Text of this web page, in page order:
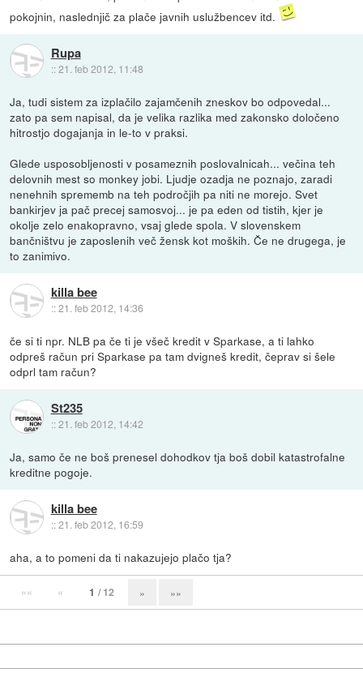
pokojnin, naslednjič za plače javnih uslužbencev itd.
Rupa
::21. feb 2012, 11:48
Ja, tudi sistem za izplačilo zajamčenih zneskov bo odpovedal...
zato pa sem napisal, da je velika razlika med zakonsko določeno
hitrostjo dogajanja in le-to v praksi.
Glede usposobljenosti v posameznih poslovalnicah... večina teh
delovnih mest so monkey jobi. Ljudje ozadja ne poznajo, zaradi
nenehnih sprememb na teh področjih pa niti ne morejo. Svet
bankirjev ja pač precej samosvoj... je pa eden od tistih, kjer je
okolje zelo enakopravno, vsaj glede spola. V slovenskem
bančništvu je zaposlenih več žensk kot moških. Če ne drugega, je
to zanimivo.
killa bee
::21. feb 2012, 14:36
če si ti npr. NLB pa če ti je všeč kredit v Sparkase, a ti lahko
odpreš račun pri Sparkase pa tam dvigneš kredit, čeprav si šele
odprl tam račun?
St235
::21. feb 2012, 14:42
Ja, samo če ne boš prenesel dohodkov tja boš dobil katastrofalne
kreditne pogoje.
killa bee
::21. feb 2012, 16:59
aha, a to pomeni da ti nakazujejo plačo tja?
«« « 1 / 12 » »»